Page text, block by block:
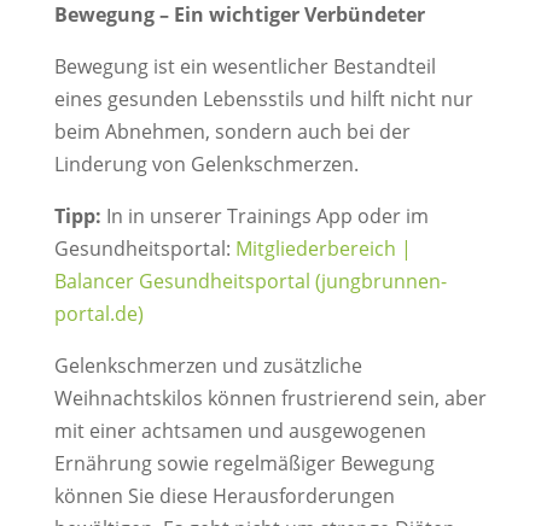
Bewegung – Ein wichtiger Verbündeter
Bewegung ist ein wesentlicher Bestandteil
eines gesunden Lebensstils und hilft nicht nur
beim Abnehmen, sondern auch bei der
Linderung von Gelenkschmerzen.
Tipp: In in unserer Trainings App oder im
Gesundheitsportal: Mitgliederbereich |
Balancer Gesundheitsportal (jungbrunnen-
portal.de)
Gelenkschmerzen und zusätzliche
Weihnachtskilos können frustrierend sein, aber
mit einer achtsamen und ausgewogenen
Ernährung sowie regelmäßiger Bewegung
können Sie diese Herausforderungen